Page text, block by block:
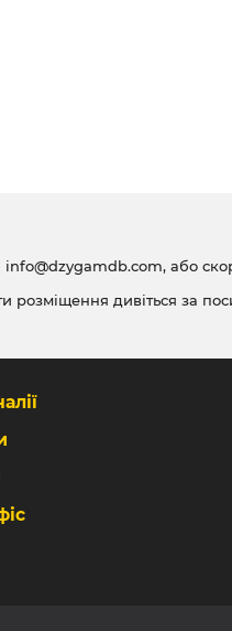
info@dzygamdb.com, або
розміщення дивіться за